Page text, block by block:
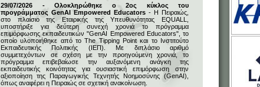
29/07/2026 - Ολοκληρώθηκε ο 2ος κύκλος του
προγράμματος GenAI Empowered Educators - Η Πειραιώς,
στο πλαίσιο της Εταιρικής της Υπευθυνότητας EQUALL,
υποστήριξε για δεύτερη συνεχή χρονιά το πρόγραμμα
επιμόρφωσης εκπαιδευτικών "GenAI Empowered Educators", το
οποίο υλοποιήθηκε από το The Tipping Point και το Ινστιτούτο
Εκπαιδευτικής Πολιτικής (ΙΕΠ). Με διπλάσιο αριθμό
συμμετεχόντων σε σχέση με την προηγούμενη χρονιά, το
πρόγραμμα επιβεβαίωσε την αυξανόμενη ανάγκη της
εκπαιδευτικής κοινότητας για ουσιαστική επιμόρφωση στην
αξιοποίηση της Παραγωγικής Τεχνητής Νοημοσύνης (GenAI),
όπως αναφέρει η Πειραιώς σε σχετική ανακοίνωση.